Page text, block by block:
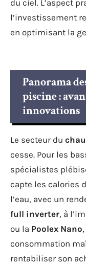
du ciel. L’aspect
l’investissement
en optimisant la
Panorama
piscine :
innovations
Le secteur du
cesse. Pour les
spécialistes
capte les calories
l’eau, avec un
full inverter, à
ou la Poolex Nano
consommation
rentabiliser son